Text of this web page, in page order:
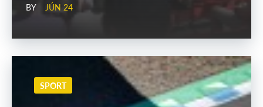
BY JÚN 24
SPORT